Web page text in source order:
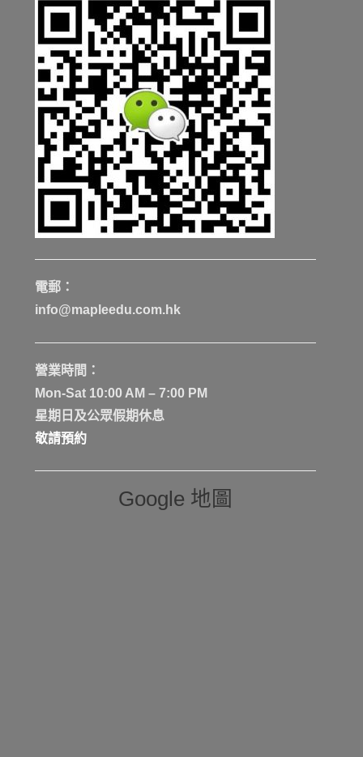
電郵：
info@mapleedu.com.hk
營業時間：
Mon-Sat 10:00 AM – 7:00 PM
星期日及公眾假期休息
敬請預約
Google 地圖